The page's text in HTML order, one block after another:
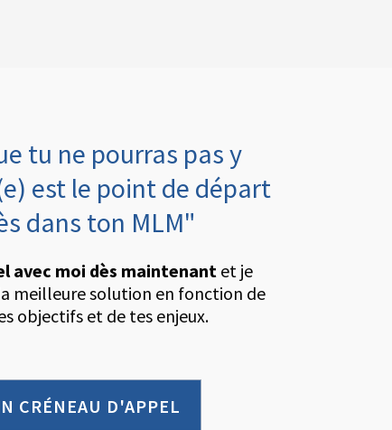
tu ne pourras pas y
est le point de départ
dans ton MLM"
avec moi dès maintenantet je
meilleure solution en fonction de
objectifs et de tes enjeux.
CRÉNEAU D'APPEL